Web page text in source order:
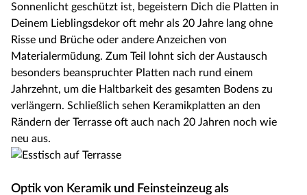
Sonnenlicht geschützt ist, begeistern Dich die Platten in
Deinem Lieblingsdekor oft mehr als 20 Jahre lang ohne
Risse und Brüche oder andere Anzeichen von
Materialermüdung. Zum Teil lohnt sich der Austausch
besonders beanspruchter Platten nach rund einem
Jahrzehnt, um die Haltbarkeit des gesamten Bodens zu
verlängern. Schließlich sehen Keramikplatten an den
Rändern der Terrasse oft auch nach 20 Jahren noch wie
neu aus.
Optik von Keramik und Feinsteinzeug als